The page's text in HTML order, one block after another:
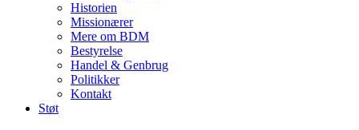
Historien
Missionærer
Mere om BDM
Bestyrelse
Handel & Genbrug
Politikker
Kontakt
Støt